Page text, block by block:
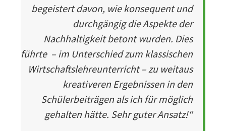
begeistert davon, wie konsequent und
durchgängig die Aspekte der
Nachhaltigkeit betont wurden. Dies
führte – im Unterschied zum klassischen
Wirtschaftslehreunterricht – zu weitaus
kreativeren Ergebnissen in den
Schülerbeiträgen als ich für möglich
gehalten hätte. Sehr guter Ansatz!“